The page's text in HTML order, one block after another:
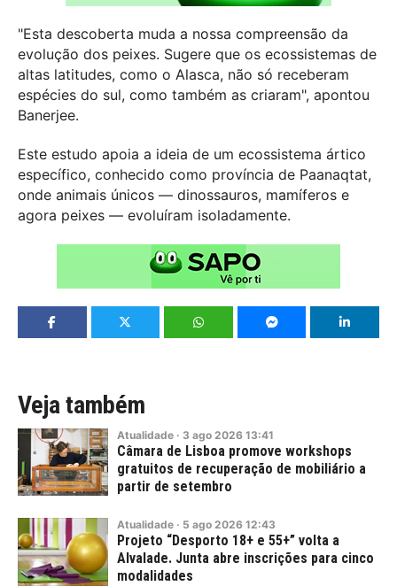
"Esta descoberta muda a nossa compreensão da
evolução dos peixes. Sugere que os ecossistemas de
altas latitudes, como o Alasca, não só receberam
espécies do sul, como também as criaram", apontou
Banerjee.
Este estudo apoia a ideia de um ecossistema ártico
específico, conhecido como província de Paanaqtat,
onde animais únicos — dinossauros, mamíferos e
agora peixes — evoluíram isoladamente.
Veja também
Atualidade · 3 ago 2026 13:41
Câmara de Lisboa promove workshops
gratuitos de recuperação de mobiliário a
partir de setembro
Atualidade · 5 ago 2026 12:43
Projeto “Desporto 18+ e 55+” volta a
Alvalade. Junta abre inscrições para cinco
modalidades